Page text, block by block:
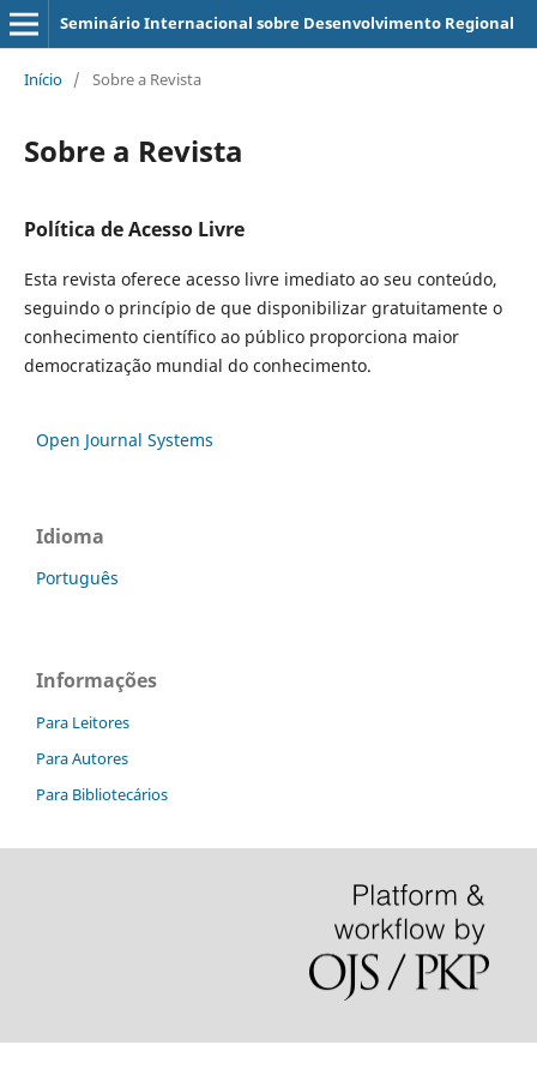
Seminário Internacional sobre Desenvolvimento Regional
Início / Sobre a Revista
Sobre a Revista
Política de Acesso Livre
Esta revista oferece acesso livre imediato ao seu conteúdo,
seguindo o princípio de que disponibilizar gratuitamente o
conhecimento científico ao público proporciona maior
democratização mundial do conhecimento.
Open Journal Systems
Idioma
Português
Informações
Para Leitores
Para Autores
Para Bibliotecários